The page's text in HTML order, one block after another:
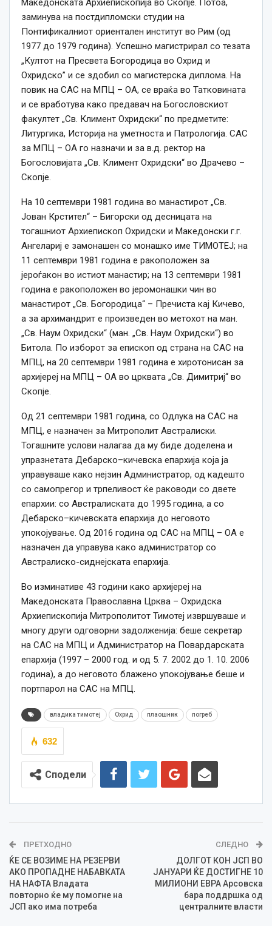
Македонската Архиепископија во Скопје. Потоа,
заминува на постдипломски студии на
Понтификалниот ориентален институт во Рим (од
1977 до 1979 година). Успешно магистрирал со тезата
„Култот на Пресвета Богородица во Охрид и
Охридско” и се здобил со магистерска диплома. На
повик на САС на МПЦ – ОА, се враќа во Татковината
и се вработува како предавач на Богословскиот
факултет „Св. Климент Охридски“ по предметите:
Литургика, Историја на уметноста и Патрологија. САС
за МПЦ – ОА го назначи и за в.д. ректор на
Богословијата „Св. Климент Охридски“ во Драчево –
Скопје.
На 10 септември 1981 година во манастирот „Св.
Јован Крстител“ – Бигорски од десницата на
тогашниот Архиепископ Охридски и Македонски г.г.
Ангелариј е замонашен со монашко име ТИМОТЕЈ; на
11 септември 1981 година е ракоположен за
јероѓакон во истиот манастир; на 13 септември 1981
година е ракоположен во јеромонашки чин во
манастирот „Св. Богородица“ – Пречиста кај Кичево,
а за архимандрит е произведен во метохот на ман.
„Св. Наум Охридски“ (ман. „Св. Наум Охридски“) во
Битола. По изборот за епископ од страна на САС на
МПЦ, на 20 септември 1981 година е хиротонисан за
архијереј на МПЦ – ОА во црквата „Св. Димитриј“ во
Скопје.
Од 21 септември 1981 година, со Одлука на САС на
МПЦ, е назначен за Митрополит Австралиски.
Тогашните услови налагаа да му биде доделена и
упразнетата Дебарско–кичевска епархија која ја
управуваше како нејзин Администратор, од кадешто
со самопрегор и трпеливост ќе раководи со двете
епархии: со Австралиската до 1995 година, а со
Дебарско–кичевската епархија до неговото
упокојување. Од 2016 година од САС на МПЦ – ОА е
назначен да управува како администратор со
Австралиско-сиднејската епархија.
Во изминативе 43 години како архијереј на
Македонската Православна Црква – Охридска
Архиепископија Митрополитот Тимотеј извршуваше и
многу други одговорни задолженија: беше секретар
на САС на МПЦ и Администратор на Повардарската
епархија (1997 – 2000 год. и од 5. 7. 2002 до 1. 10. 2006
година), а до неговото блажено упокојување беше и
портпарол на САС на МПЦ.
владика тимотеј Охрид плаошник погреб
632
Сподели
ПРЕТХОДНО
ЌЕ СЕ ВОЗИМЕ НА РЕЗЕРВИ
АКО ПРОПАДНЕ НАБАВКАТА
НА НАФТА Владата
повторно ќе му помогне на
ЈСП ако има потреба
СЛЕДНО
ДОЛГОТ КОН ЈСП ВО
ЈАНУАРИ ЌЕ ДОСТИГНЕ 10
МИЛИОНИ ЕВРА Арсовска
бара поддршка од
централните власти